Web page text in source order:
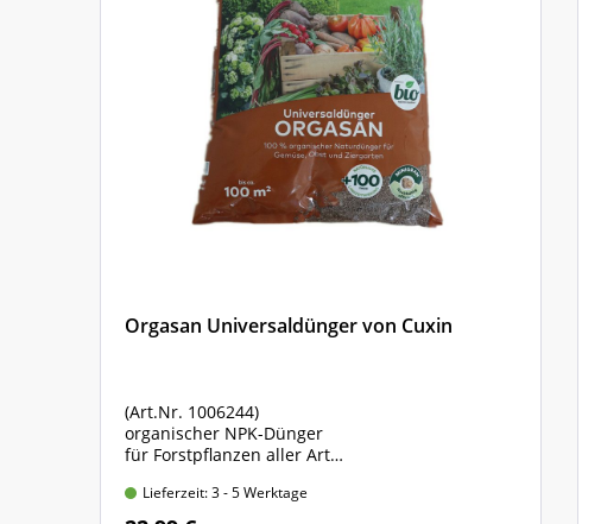
Alpen und Alpenvorland
Orgasan Universaldünger von Cuxin
(Art.Nr. 1006244)
organischer NPK-Dünger
für Forstpflanzen aller Art
Lieferzeit: 3 - 5 Werktage